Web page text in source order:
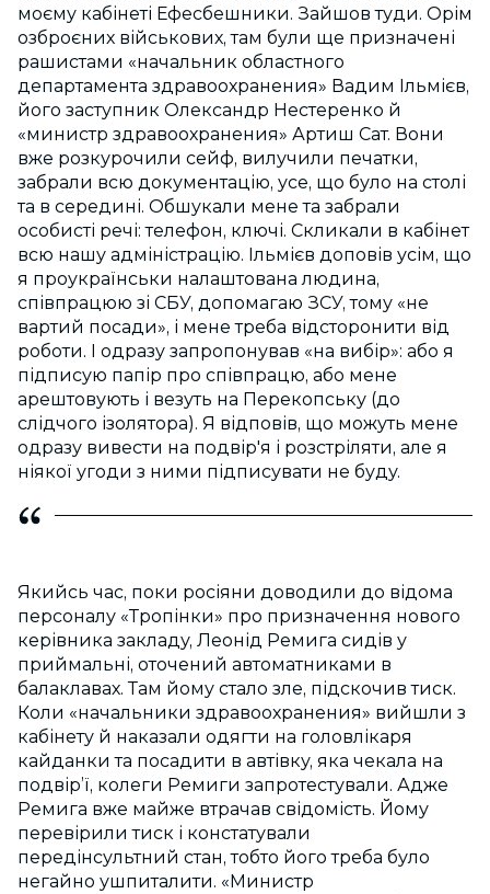
моєму кабінеті Ефесбешники. Зайшов туди. Орім
озброєних військових, там були ще призначені
рашистами «начальник областного
департамента здравоохранения» Вадим Ільмієв,
його заступник Олександр Нестеренко й
«министр здравоохранения» Артиш Сат. Вони
вже розкурочили сейф, вилучили печатки,
забрали всю документацію, усе, що було на столі
та в середині. Обшукали мене та забрали
особисті речі: телефон, ключі. Скликали в кабінет
всю нашу адміністрацію. Ільмієв доповів усім, що
я проукраїнськи налаштована людина,
співпрацюю зі СБУ, допомагаю ЗСУ, тому «не
вартий посади», і мене треба відсторонити від
роботи. І одразу запропонував «на вибір»: або я
підписую папір про співпрацю, або мене
арештовують і везуть на Перекопську (до
слідчого ізолятора). Я відповів, що можуть мене
одразу вивести на подвір'я і розстріляти, але я
ніякої угоди з ними підписувати не буду.
Якийсь час, поки росіяни доводили до відома
персоналу «Тропінки» про призначення нового
керівника закладу, Леонід Ремига сидів у
приймальні, оточений автоматниками в
балаклавах. Там йому стало зле, підскочив тиск.
Коли «начальники здравоохранения» вийшли з
кабінету й наказали одягти на головлікаря
кайданки та посадити в автівку, яка чекала на
подвір’ї, колеги Ремиги запротестували. Адже
Ремига вже майже втрачав свідомість. Йому
перевірили тиск і констатували
передінсультний стан, тобто його треба було
негайно ушпиталити. «Министр